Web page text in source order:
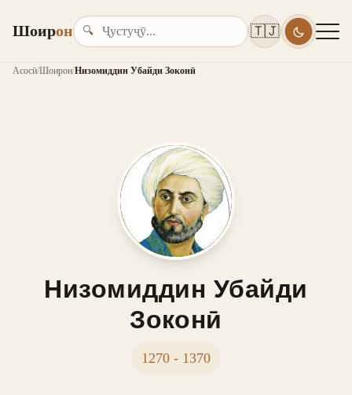
Шоирон 🔍 🇹🇯
Асосӣ/Шоирон/Низомиддин Убайди Зоконӣ
Низомиддин Убайди
Зоконӣ
1270 - 1370